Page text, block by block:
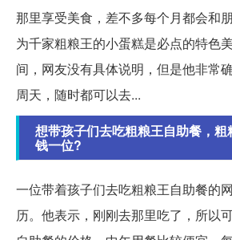
那里享受美食，差不多每个月都会和
为千家粗粮王的小蛋糕是必点的特色
间，网友没有具体说明，但是他非常
周天，随时都可以去...
想带孩子们去吃粗粮王自助餐，
钱一位?
一位带着孩子们去吃粗粮王自助餐的
历。他表示，刚刚去那里吃了，所以